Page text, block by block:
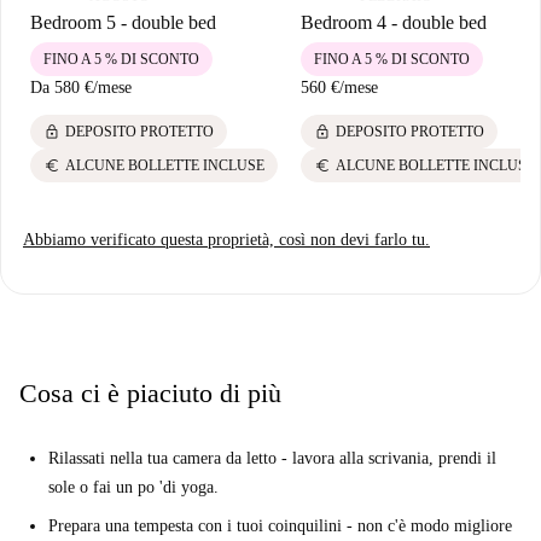
Bedroom 5 - double bed
Da 580 €/mese
FINO A 5 % DI SCONTO
lock DEPOSITO PROTETTO
euro ALCUNE BOLLETTE INCLUSE
Bedroom 4 - double bed
560 €/mese
FINO A 5 % DI SCONTO
lock DEPOSITO PROTETTO
euro ALCUNE BOLLETTE INCLUSE
Abbiamo verificato questa proprietà, così non devi farlo tu.
Cosa ci è piaciuto di più
Rilassati nella tua camera da letto - lavora alla scrivania, prendi il
sole o fai un po 'di yoga.
Prepara una tempesta con i tuoi coinquilini - non c'è modo migliore